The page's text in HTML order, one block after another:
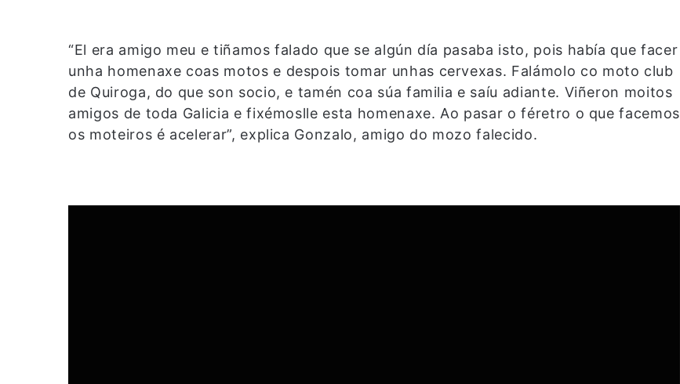
“El era amigo meu e tiñamos falado que se algún día pasaba isto, pois había que facer
unha homenaxe coas motos e despois tomar unhas cervexas. Falámolo co moto club
de Quiroga, do que son socio, e tamén coa súa familia e saíu adiante. Viñeron moitos
amigos de toda Galicia e fixémoslle esta homenaxe. Ao pasar o féretro o que facemos
os moteiros é acelerar”, explica Gonzalo, amigo do mozo falecido.